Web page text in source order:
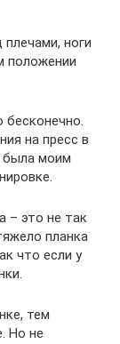
ноги
положении
бесконечно.
на пресс в
была моим
– это не так
планка
что если у
тем
Но не